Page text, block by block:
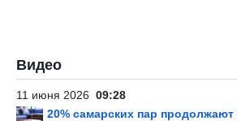
Видео
11 июня 2026 09:28
20% самарских пар